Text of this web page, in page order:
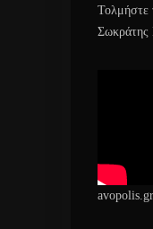
Τολμήστε
avopolis.gr